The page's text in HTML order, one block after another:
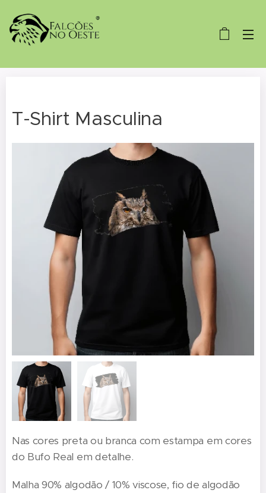
T-Shirt Masculina
Nas cores preta ou branca com estampa em cores
do Bufo Real em detalhe.
Malha 90% algodão / 10% viscose, fio de algodão